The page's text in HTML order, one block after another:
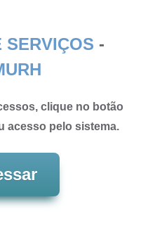
SERVIÇOS -
clique no botão
acesso pelo sistema.